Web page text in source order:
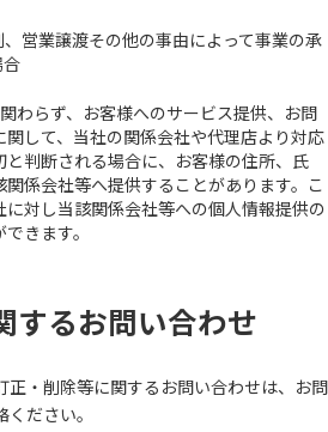
営業譲渡その他の事由によって事業の承
合
わらず、お客様へのサービス提供、お問
関して、当社の関係会社や代理店より対応
と判断される場合に、お客様の住所、氏
係会社等へ提供することがあります。こ
に対し当該関係会社等への個人情報提供の
きます。
するお問い合わせ
正・削除等に関するお問い合わせは、お問
ださい。